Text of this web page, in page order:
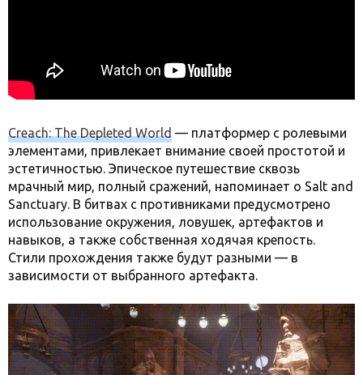
Creach: The Depleted World — платформер с ролевыми
элементами, привлекает внимание своей простотой и
эстетичностью. Эпическое путешествие сквозь
мрачный мир, полный сражений, напоминает о Salt and
Sanctuary. В битвах с противниками предусмотрено
использование окружения, ловушек, артефактов и
навыков, а также собственная ходячая крепость.
Стили прохождения также будут разными — в
зависимости от выбранного артефакта.